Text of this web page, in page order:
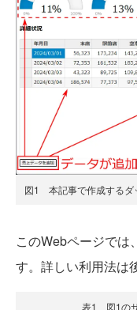
図1 本記事で作成するダ
このWebページでは
す。詳しい利用法は
表1 図1の